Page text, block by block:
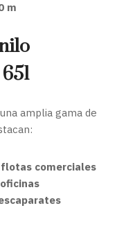
m
amplia gama de
comerciales